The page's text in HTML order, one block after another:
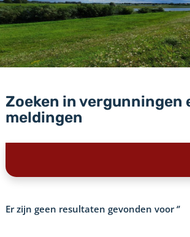
Zoeken in vergunningen
meldingen
Er zijn geen resultaten gevonden voor‘’